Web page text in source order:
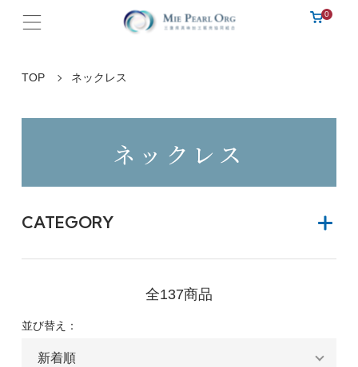
0
TOP ネックレス
ネックレス
CATEGORY
全137商品
並び替え：